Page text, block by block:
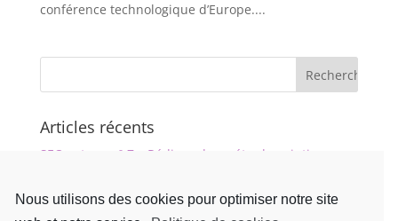
conférence technologique d’Europe....
Articles récents
SEO astuce n° 7 – Rédigez des méta-descriptions
SEO astuce n°6 – Optimisez vos images
Nous utilisons des cookies pour optimiser notre site